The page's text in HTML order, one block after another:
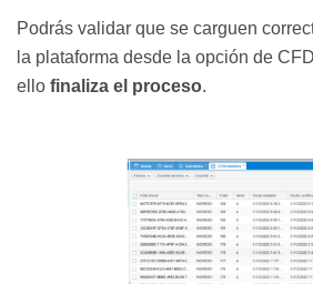
Podrás validar que se carguen
la plataforma desde la opción de
ello finaliza el proceso.